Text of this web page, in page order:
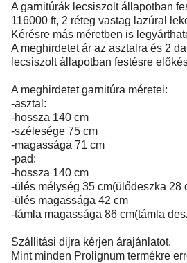
A garnitúrák lecsiszolt állapotban
116000 ft, 2 réteg vastag lazúral
Kérésre más méretben is
A meghirdetet ár az asztalra és 2
lecsiszolt állapotban festésre
A meghirdetet garnitúra méretei:
-asztal:
-hossza 140 cm
-szélesége 75 cm
-magassága 71 cm
-pad:
-hossza 140 cm
-ülés mélység 35 cm(ülődeszka 28
-ülés magassága 42 cm
-támla magassága 86 cm(támla
Szállitási dijra kérjen árajánlatot.
Mint minden Prolignum termékre